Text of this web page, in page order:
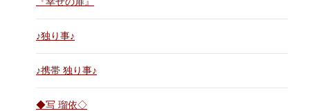
♪独り事♪
♪携帯 独り事♪
◆写 瑠依◇